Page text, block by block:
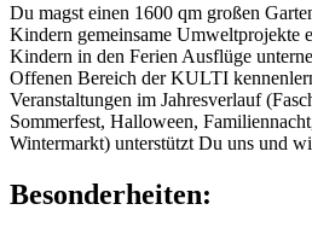
Du magst einen 1600 qm großen
Kindern gemeinsame Umweltprojekte
Kindern in den Ferien Ausflüge
Offenen Bereich der KULTI
Veranstaltungen im Jahresverlauf
Sommerfest, Halloween,
Wintermarkt) unterstützt Du uns und
Besonderheiten: